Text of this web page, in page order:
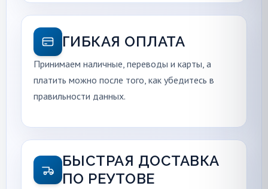
ГИБКАЯ ОПЛАТА
Принимаем наличные, переводы и карты, а
платить можно после того, как убедитесь в
правильности данных.
БЫСТРАЯ ДОСТАВКА
ПО РЕУТОВЕ